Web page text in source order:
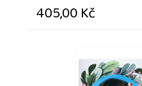
405,00 Kč